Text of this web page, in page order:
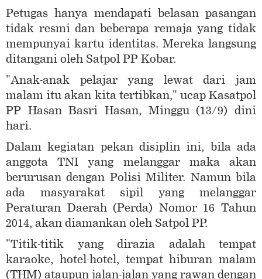
Petugas hanya mendapati belasan pasangan
tidak resmi dan beberapa remaja yang tidak
mempunyai kartu identitas. Mereka langsung
ditangani oleh Satpol PP Kobar.
"Anak-anak pelajar yang lewat dari jam
malam itu akan kita tertibkan," ucap Kasatpol
PP Hasan Basri Hasan, Minggu (13/9) dini
hari.
Dalam kegiatan pekan disiplin ini, bila ada
anggota TNI yang melanggar maka akan
berurusan dengan Polisi Militer. Namun bila
ada masyarakat sipil yang melanggar
Peraturan Daerah (Perda) Nomor 16 Tahun
2014, akan diamankan oleh Satpol PP.
"Titik-titik yang dirazia adalah tempat
karaoke, hotel-hotel, tempat hiburan malam
(THM) ataupun jalan-jalan yang rawan dengan